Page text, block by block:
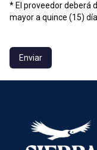
* El proveedor deberá
mayor a quince (15)
Enviar